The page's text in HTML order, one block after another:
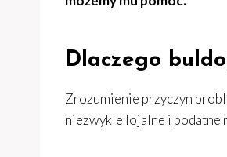
Dlaczego
Zrozumienie przyczyn
niezwykle lojalne i podatne